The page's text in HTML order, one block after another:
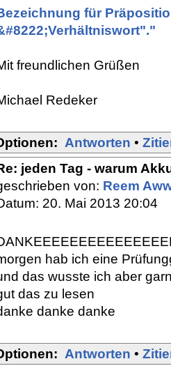
für
freundlichen Grüßen
Redeker
Antworten •
jeden Tag - warum
von: Reem
20. Mai 2013 20:04
hab ich eine
das wusste ich aber
das zu lesen
danke danke
Antworten •